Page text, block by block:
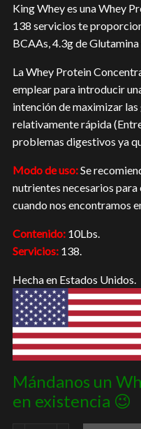
King Whey es una Whey
138 servicios te
BCAAs, 4.3g de Glutamina
La Whey Protein
emplear para introducir
intención de maximizar las
relativamente rápida
problemas digestivos ya
Modo de uso:Se
nutrientes necesarios
cuando nos encontramos
Contenido: 10Lbs.
Servicios: 138.
Hecha en Estados Unidos.
Mándanos un
en existencia 😉